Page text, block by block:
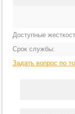
Доступные
Срок службы:
Задать вопрос по